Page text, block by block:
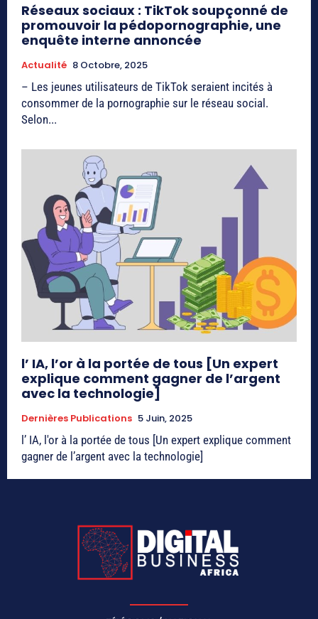
Réseaux sociaux : TikTok soupçonné de
promouvoir la pédopornographie, une
enquête interne annoncée
Actualité 8 Octobre, 2025
– Les jeunes utilisateurs de TikTok seraient incités à
consommer de la pornographie sur le réseau social.
Selon...
l’ IA, l’or à la portée de tous [Un expert
explique comment gagner de l’argent
avec la technologie]
Dernières Publications 5 Juin, 2025
l’ IA, l'or à la portée de tous [Un expert explique comment
gagner de l’argent avec la technologie]